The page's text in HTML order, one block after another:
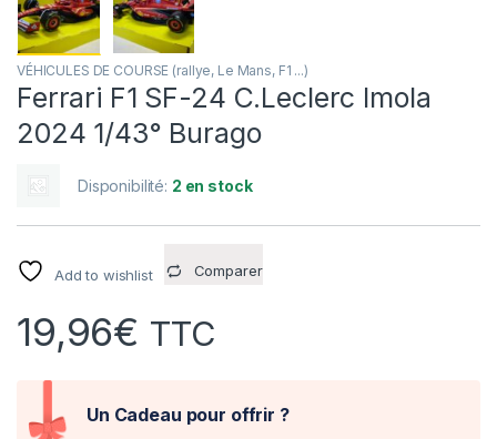
VÉHICULES DE COURSE (rallye, Le Mans, F1 ...)
Ferrari F1 SF-24 C.Leclerc Imola
2024 1/43° Burago
Disponibilité: 2 en stock
Add to wishlist Comparer
19,96€ TTC
Un Cadeau pour offrir ?